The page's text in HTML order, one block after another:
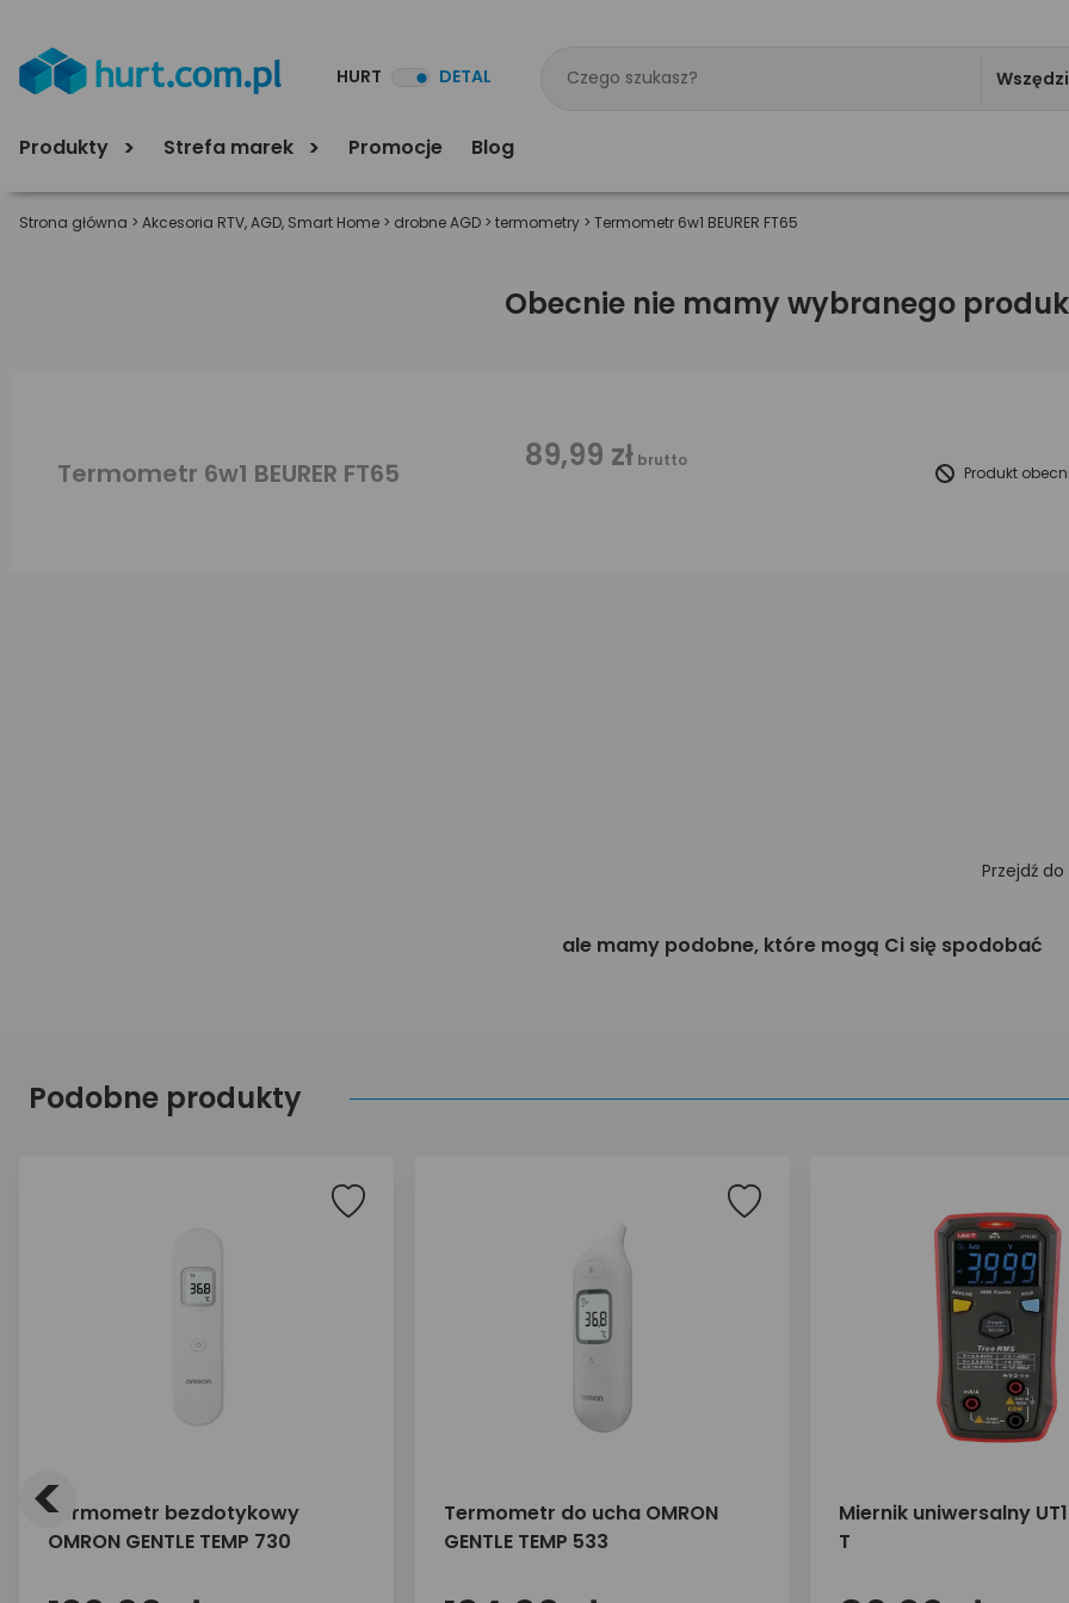
HURT DETAL
Produkty Strefa marek Promocje Blog
Strona główna > Akcesoria RTV, AGD, Smart Home > drobne AGD > termometry > Termometr 6w1 BEURER FT65
Obecnie nie mamy wybranego
Termometr 6w1 BEURER FT65 89,99 zł brutto
Produkt
Przejdź do
ale mamy podobne, które mogą Ci się spodobać
Podobne produkty
Termometr bezdotykowy
OMRON GENTLE TEMP 730
Termometr do ucha OMRON
GENTLE TEMP 533
Miernik uniwersalny
T
<